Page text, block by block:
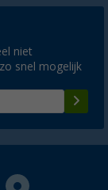
niet
snel mogelijk